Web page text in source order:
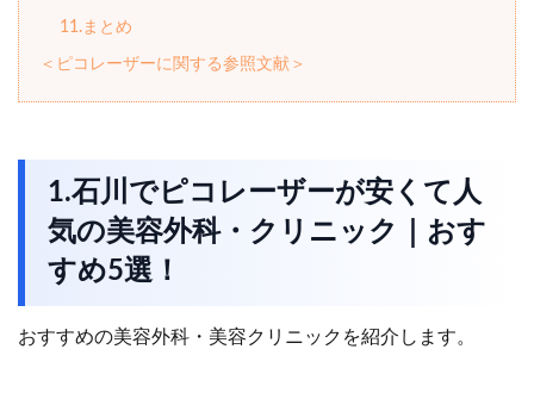
11.まとめ
＜ピコレーザーに関する参照文献＞
1.石川でピコレーザーが安くて人
気の美容外科・クリニック｜おす
すめ5選！
おすすめの美容外科・美容クリニックを紹介します。